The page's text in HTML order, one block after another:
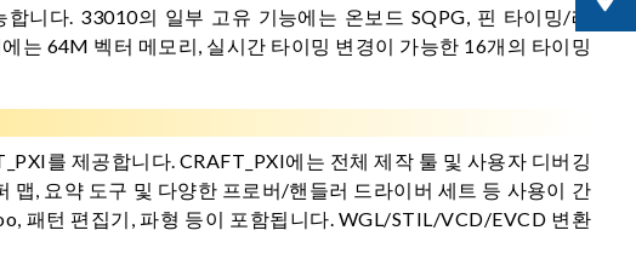
니다. 33010의 일부 고유 기능에는 온보드 SQPG, 핀 타이밍/레
는 64M 벡터 메모리, 실시간 타이밍 변경이 가능한 16개의 타이밍
를 제공합니다. CRAFT_PXI에는 전체 제작 툴 및 사용자 디버깅
맵, 요약 도구 및 다양한 프로버/핸들러 드라이버 세트 등 사용이 간
패턴 편집기, 파형 등이 포함됩니다. WGL/STIL/VCD/EVCD 변환